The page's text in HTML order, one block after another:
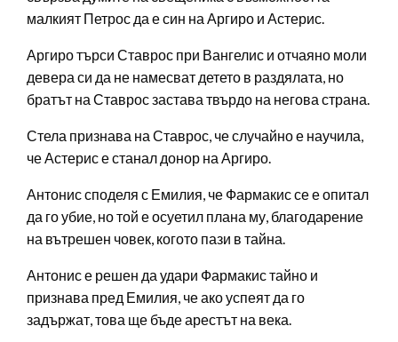
малкият Петрос да е син на Аргиро и Астерис.
Аргиро търси Ставрос при Вангелис и отчаяно моли
девера си да не намесват детето в раздялата, но
братът на Ставрос застава твърдо на негова страна.
Стела признава на Ставрос, че случайно е научила,
че Астерис е станал донор на Аргиро.
Антонис споделя с Емилия, че Фармакис се е опитал
да го убие, но той е осуетил плана му, благодарение
на вътрешен човек, когото пази в тайна.
Антонис е решен да удари Фармакис тайно и
признава пред Емилия, че ако успеят да го
задържат, това ще бъде арестът на века.